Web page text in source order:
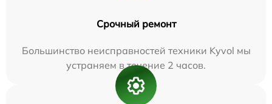
Срочный ремонт
Большинство неисправностей техники Kyvol мы
устраняем в течение 2 часов.